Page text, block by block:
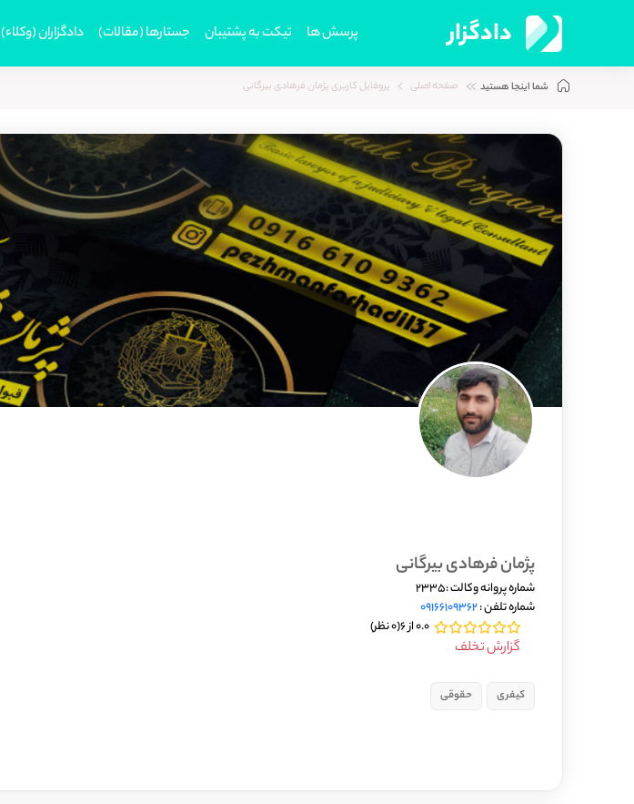
دادگزار پرسش ها تیکت به پشتیبان جستارها (مقالات) دادگزاران (وکلاء)
شما اینجا هستید صفحه اصلی پروفایل کاربری پژمان فرهادی بیرگانی
پژمان فرهادی بیرگانی
شماره پروانه وکالت :2335
شماره تلفن :09166109362
0.0 از 6
(0 نظر)
گزارش تخلف
کیفری حقوقی